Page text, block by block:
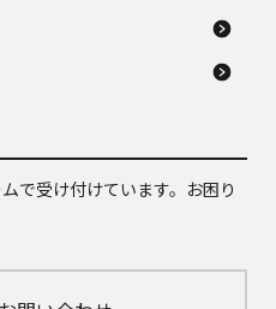
で受け付けています。お困り